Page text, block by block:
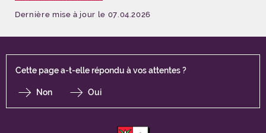
Dernière mise à jour le 07.04.2026
Cette page a-t-elle répondu à vos attentes ?
Non Oui